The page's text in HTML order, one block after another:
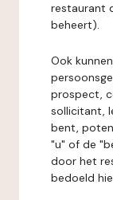
restaurant
beheert).
Ook
prospect,
sollicitant,
bent,
"u" of de
door het
bedoeld